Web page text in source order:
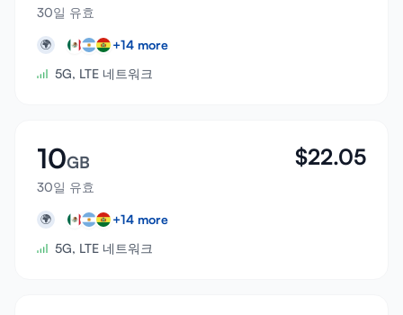
30일 유효
🌍 +14 more
5G, LTE 네트워크
10GB
30일 유효
$22.05
🌍 +14 more
5G, LTE 네트워크